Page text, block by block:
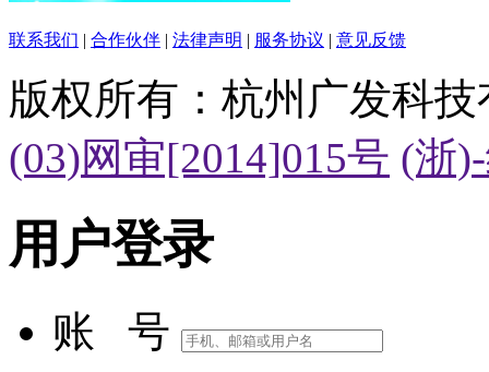
联系我们 | 合作伙伴 | 法律声明 | 服务协议 | 意见反馈
版权所有：杭州广发科
(03)网审[2014]015号 (浙
用户登录
账 号